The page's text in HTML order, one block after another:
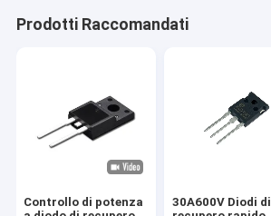
Prodotti Raccomandati
Controllo di potenza
30A600V Diodi di